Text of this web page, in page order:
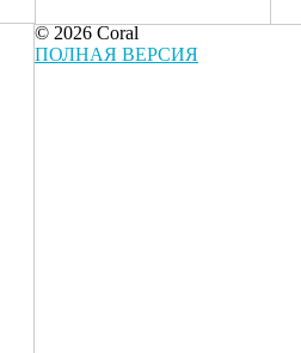
© 2026 Coral
ПОЛНАЯ ВЕРСИЯ